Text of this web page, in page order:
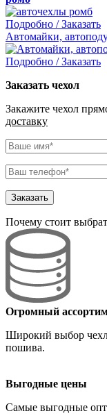
Подробно / Заказать
Автомайки,
Подробно / Заказать
Заказать чехол
Закажите чехол
доставку
Почему стоит
Огромный
Широкий выбор
пошива.
Выгодные цены
Самые выгодные